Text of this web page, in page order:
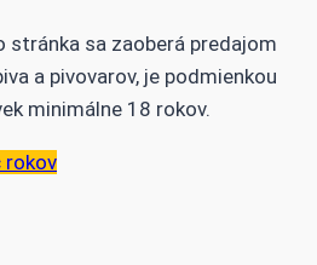
sa zaoberá predajom
a pivovarov, je podmienkou
minimálne 18 rokov.
rokov